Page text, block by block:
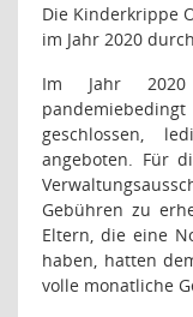
Die Kinderkrippe
im Jahr 2020
Im Jahr 2020
geschlossen,
angeboten. Für
Gebühren zu
Eltern, die eine
haben, hatten
volle monatliche